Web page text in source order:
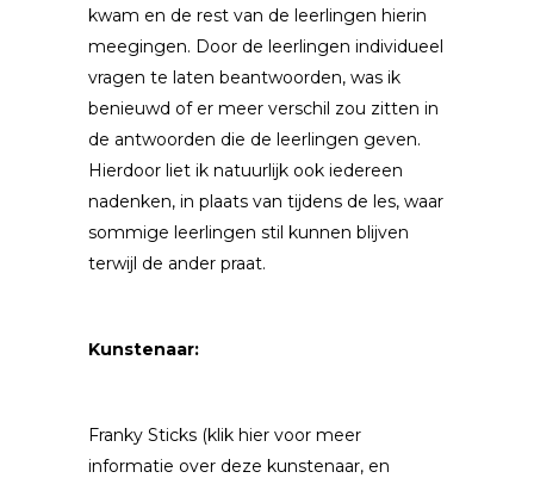
kwam en de rest van de leerlingen hierin
meegingen. Door de leerlingen individueel
vragen te laten beantwoorden, was ik
benieuwd of er meer verschil zou zitten in
de antwoorden die de leerlingen geven.
Hierdoor liet ik natuurlijk ook iedereen
nadenken, in plaats van tijdens de les, waar
sommige leerlingen stil kunnen blijven
terwijl de ander praat.
Kunstenaar:
Franky Sticks (klik hier voor meer
informatie over deze kunstenaar, en